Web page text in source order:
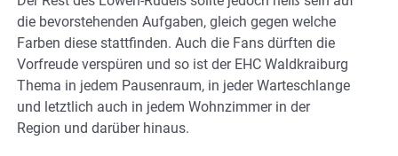
die bevorstehenden Aufgaben, gleich gegen welche
Farben diese stattfinden. Auch die Fans dürften die
Vorfreude verspüren und so ist der EHC Waldkraiburg
Thema in jedem Pausenraum, in jeder Warteschlange
und letztlich auch in jedem Wohnzimmer in der
Region und darüber hinaus.